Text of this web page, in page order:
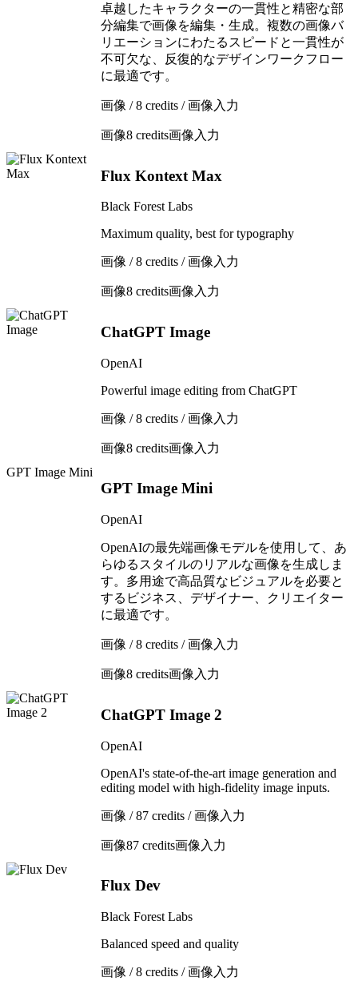
卓越したキャラクターの一貫性と精密な部
分編集で画像を編集・生成。複数の画像バ
リエーションにわたるスピードと一貫性が
不可欠な、反復的なデザインワークフロー
に最適です。
画像 / 8 credits / 画像入力
画像8 credits画像入力
Flux Kontext Max
Black Forest Labs
Maximum quality, best for typography
画像 / 8 credits / 画像入力
画像8 credits画像入力
ChatGPT Image
OpenAI
Powerful image editing from ChatGPT
画像 / 8 credits / 画像入力
画像8 credits画像入力
GPT Image Mini
GPT Image Mini
OpenAI
OpenAIの最先端画像モデルを使用して、あ
らゆるスタイルのリアルな画像を生成しま
す。多用途で高品質なビジュアルを必要と
するビジネス、デザイナー、クリエイター
に最適です。
画像 / 8 credits / 画像入力
画像8 credits画像入力
ChatGPT Image 2
OpenAI
OpenAI's state-of-the-art image generation and
editing model with high-fidelity image inputs.
画像 / 87 credits / 画像入力
画像87 credits画像入力
Flux Dev
Black Forest Labs
Balanced speed and quality
画像 / 8 credits / 画像入力